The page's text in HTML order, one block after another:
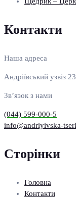
Контакти
Наша адреса
Андріївський узвіз 23
Зв’язок з нами
(044) 599-000-5
info@andriyivska-
Сторінки
Головна
Контакти